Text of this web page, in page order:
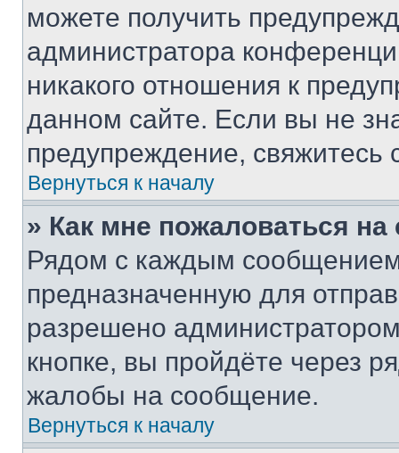
можете получить
администратора
никакого отношения к
данном сайте. Если вы не
предупреждение,
Вернуться к началу
» Как мне пожаловаться
Рядом с каждым сообщением
предназначенную для
разрешено
кнопке, вы пройдёте через
жалобы на сообщение.
Вернуться к началу